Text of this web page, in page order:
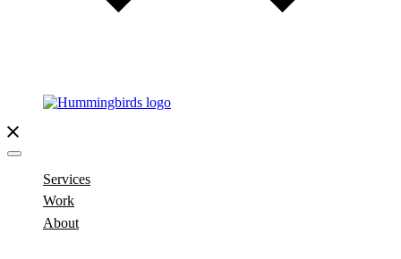
Services
Work
About